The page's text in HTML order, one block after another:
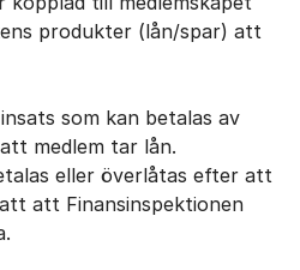
produkter (lån/spar) att
som kan betalas av
medlem tar lån.
eller överlåtas efter att
att Finansinspektionen